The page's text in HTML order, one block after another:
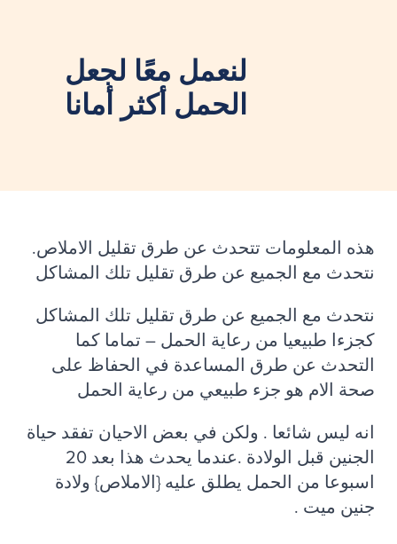
لنعمل معًا لجعل
الحمل أكثر أمانا
هذه المعلومات تتحدث عن طرق تقليل الاملاص.
نتحدث مع الجميع عن طرق تقليل تلك المشاكل
نتحدث مع الجميع عن طرق تقليل تلك المشاكل
كجزءا طبيعيا من رعاية الحمل – تماما كما
التحدث عن طرق المساعدة في الحفاظ على
صحة الام هو جزء طبيعي من رعاية الحمل
انه ليس شائعا . ولكن في بعض الاحيان تفقد حياة
الجنين قبل الولادة .عندما يحدث هذا بعد 20
اسبوعا من الحمل يطلق عليه {الاملاص} ولادة
جنين ميت .